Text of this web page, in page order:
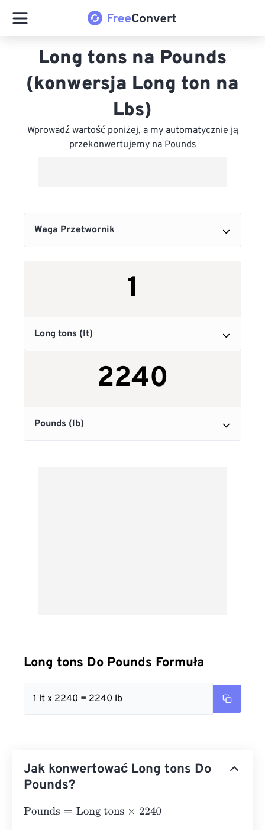
Long tons na Pounds
(konwersja Long ton na
Lbs)
Wprowadź wartość poniżej, a my automatycznie ją
przekonwertujemy na Pounds
Long tons Do Pounds Formuła
1 lt x 2240 = 2240 lb
Jak konwertować Long tons Do
Pounds?
Pounds= Long tons×2240